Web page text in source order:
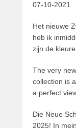
07-10-2021
Het nieuwe
heb ik
zijn de
The very
collection is
a perfect
Die Neue
2025! In